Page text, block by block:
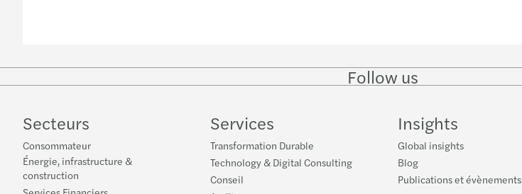
Follow us
on
on
Secteurs
Consommateur
Énergie, infrastructure &
construction
Services
Transformation Durable
Technology & Digital Consulting
Conseil
Insights
Global insights
Blog
Publications et évènements